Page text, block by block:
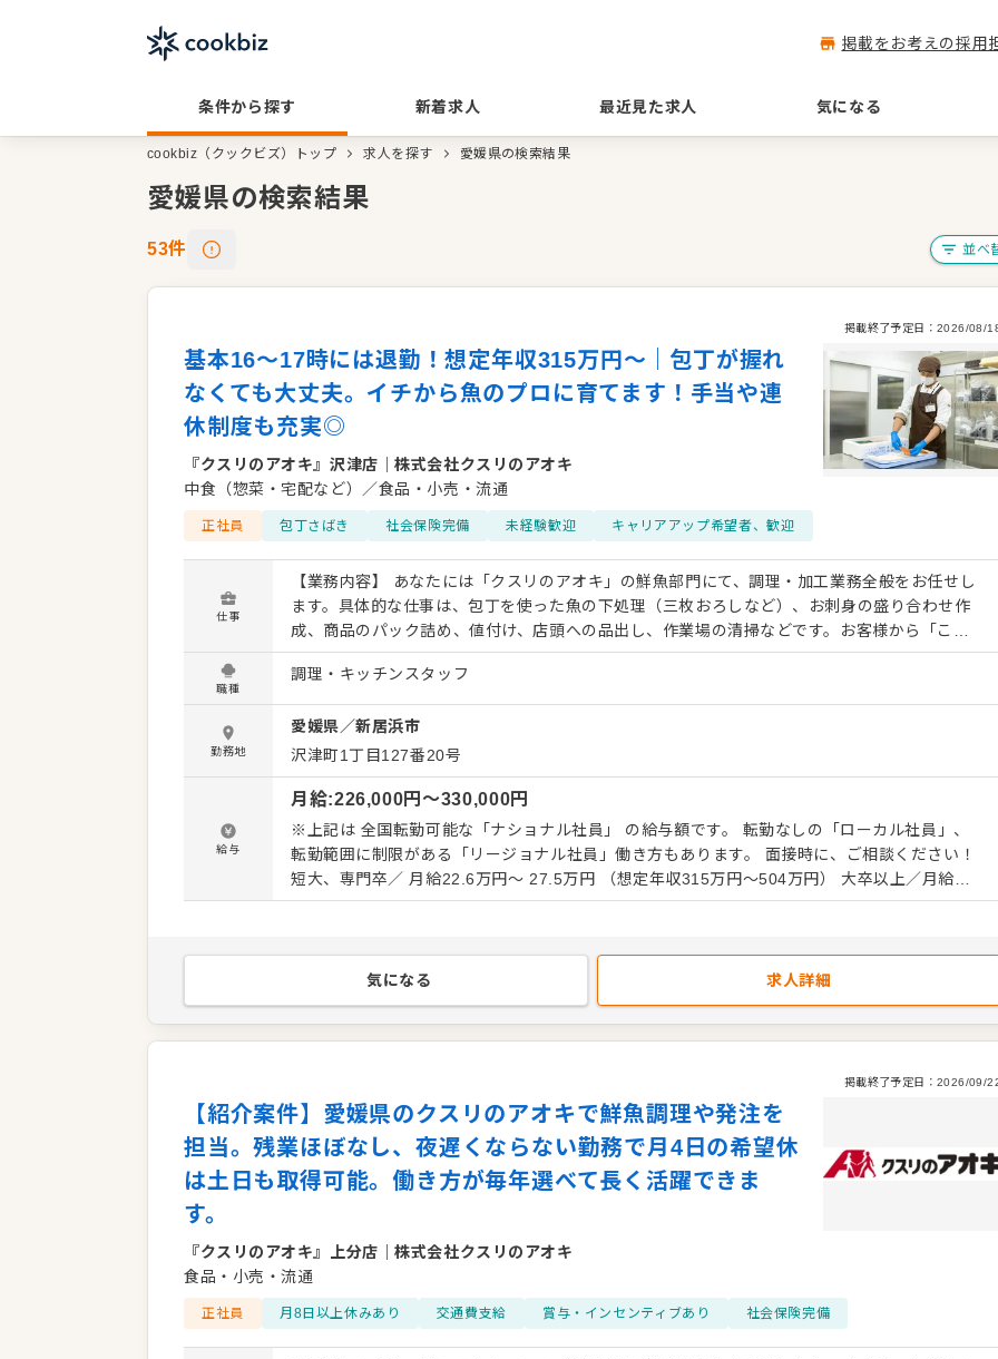
掲載をお考えの採用
条件から探す 新着求人 最近見た求人 気になる
cookbiz（クックビズ）トップ 求人を探す 愛媛県の検索結果
愛媛県の検索結果
53件 並べ
掲載終了予定日： 2026/08/
基本16〜17時には退勤！想定年収315万円〜｜包丁が握れ
なくても大丈夫。イチから魚のプロに育てます！手当や連
休制度も充実◎
『クスリのアオキ』沢津店 ｜株式会社クスリのアオキ
中食（惣菜・宅配など）／食品・小売・流通
正社員 包丁さばき 社会保険完備 未経験歓迎 キャリアアップ希望者、歓迎
仕事
【業務内容】 あなたには「クスリのアオキ」の鮮魚部門にて、調理・加工業務全般をお任せし
ます。具体的な仕事は、包丁を使った魚の下処理（三枚おろしなど）、お刺身の盛り合わせ作
成、商品のパック詰め、値付け、店頭への品出し、作業場の清掃などです。お客様から「この
魚、どうやって食べるのが美味しい？」と尋ねられたり、調理法のリクエストをいただくこと
も。魚の知識を活かして、お客様との会話を楽しみながら働けるのが魅力です。 【成長ステッ
プ】 魚をさばいた経験がない方もご安心ください。入社後は、まず簡単なパック詰めや品出し
からスタート。その後、先輩スタッフが魚の種類や旬、包丁の基本的な使い方から丁寧に指導
します。約3ヶ月で基本的な下処理ができるようになり、半年後には一人で売場を管理できるよ
うになるのが目標です。あなたの成長をみんなでサポートします。 【キャリア形成】 将来的に
は、部門の責任者である主任を目指すことが可能です。主任になると、売上管理やスタッフの
育成、販売計画の立案など、より裁量の大きな仕事に挑戦できます。頑張りは昇給や賞与でし
っかり評価。意欲次第で着実にキャリアアップしていける環境です。
職種
調理・キッチンスタッフ
勤務地
愛媛県／新居浜市
沢津町1丁目127番20号
給与
月給:226,000円〜330,000円
※上記は 全国転勤可能な「ナショナル社員」 の給与額です。 転勤なしの「ローカル社員」、
転勤範囲に制限がある「リージョナル社員」働き方もあります。 面接時に、ご相談ください！
短大、専門卒／ 月給22.6万円～ 27.5万円 （想定年収315万円～504万円） 大卒以上／月給
24.6万～27.5万円（想定年収344万円～504万円） ※給与はあなたの経験やスキルを十分に考
残業が発生した場合は、時間外手当を全額支給します。
気になる
求人詳細
掲載終了予定日： 2026/09/
【紹介案件】愛媛県のクスリのアオキで鮮魚調理や発注を
担当。残業ほぼなし、夜遅くならない勤務で月4日の希望休
は土日も取得可能。働き方が毎年選べて長く活躍できま
す。
『クスリのアオキ』上分店 ｜株式会社クスリのアオキ
食品・小売・流通
正社員 月8日以上休みあり 交通費支給 賞与・インセンティブあり 社会保険完備